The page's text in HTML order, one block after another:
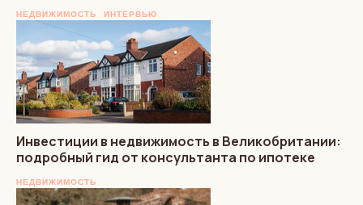
НЕДВИЖИМОСТЬ ИНТЕРВЬЮ
Инвестиции в недвижимость в Великобритании:
подробный гид от консультанта по ипотеке
НЕДВИЖИМОСТЬ